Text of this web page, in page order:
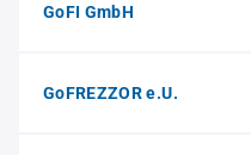
GoFI GmbH
GoFREZZOR e.U.